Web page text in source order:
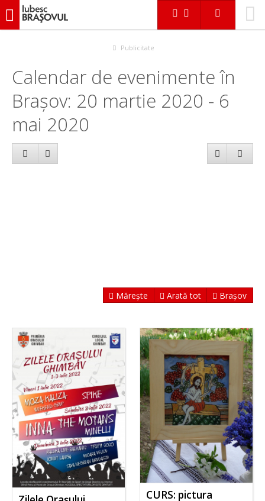
iubescbraşovul.ro
Publicitate
Calendar de evenimente în
Brașov: 20 martie 2020 - 6
mai 2020
Mărește Arată tot Brașov
CURS: pictura